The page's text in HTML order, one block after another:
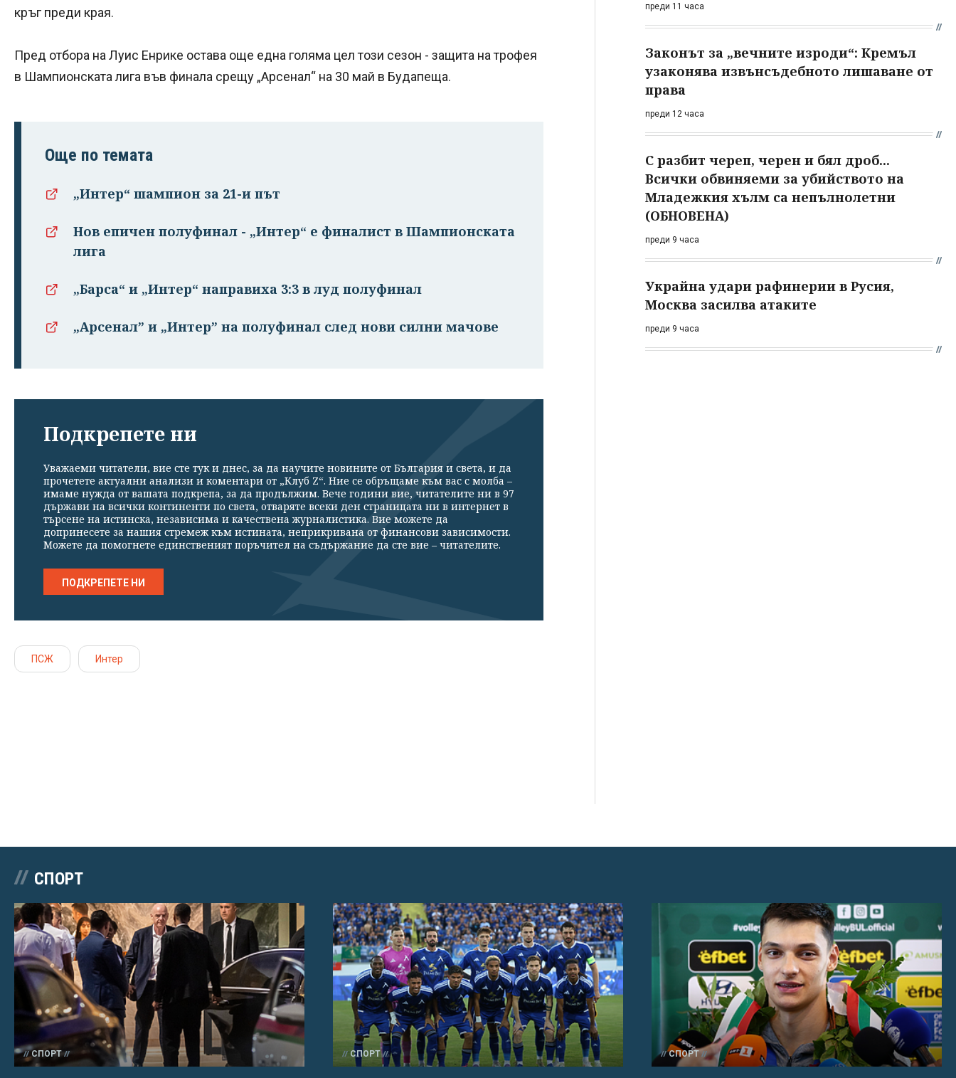
кръг преди края.
Пред отбора на Луис Енрике остава още една голяма цел този сезон - защита на трофея
в Шампионската лига във финала срещу „Арсенал“ на 30 май в Будапеща.
Още по темата
„Интер“ шампион за 21-и път
Нов епичен полуфинал - „Интер“ е финалист в Шампионската
лига
„Барса“ и „Интер“ направиха 3:3 в луд полуфинал
„Арсенал” и „Интер” на полуфинал след нови силни мачове
Подкрепете ни
Уважаеми читатели, вие сте тук и днес, за да научите новините от България и света, и да
прочетете актуални анализи и коментари от „Клуб Z“. Ние се обръщаме към вас с молба –
имаме нужда от вашата подкрепа, за да продължим. Вече години вие, читателите ни в 97
държави на всички континенти по света, отваряте всеки ден страницата ни в интернет в
търсене на истинска, независима и качествена журналистика. Вие можете да
допринесете за нашия стремеж към истината, неприкривана от финансови зависимости.
Можете да помогнете единственият поръчител на съдържание да сте вие – читателите.
ПОДКРЕПЕТЕ НИ
ПСЖ Интер
преди 11 часа
Законът за „вечните изроди“: Кремъл
узаконява извънсъдебното лишаване от
права
преди 12 часа
С разбит череп, черен и бял дроб...
Всички обвиняеми за убийството на
Младежкия хълм са непълнолетни
(ОБНОВЕНА)
преди 9 часа
Украйна удари рафинерии в Русия,
Москва засилва атаките
преди 9 часа
СПОРТ
СПОРТ СПОРТ СПОРТ